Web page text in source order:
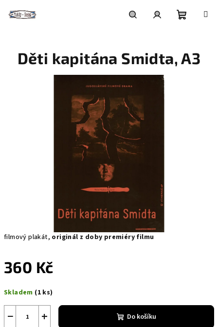
košík
filmový plakát, originál z doby premiéry filmu
360 Kč
cena:
Skladem (1 ks)
+
− Do košíku
Děti kapitána Smidta, A3